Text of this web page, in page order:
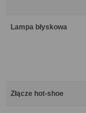
Lampa błyskowa
Złącze hot-shoe